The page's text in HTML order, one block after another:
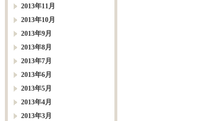
2013年11月
2013年10月
2013年9月
2013年8月
2013年7月
2013年6月
2013年5月
2013年4月
2013年3月